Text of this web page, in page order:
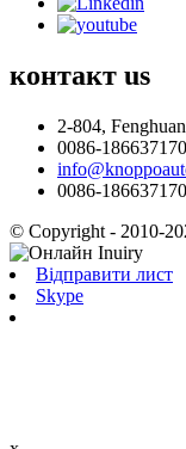
контакт us
2-804,
0086-
0086-
© Copyright - 2010-
Відправити лист
Skype